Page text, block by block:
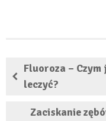
Fluoroza – Czym
leczyć?
Zaciskanie